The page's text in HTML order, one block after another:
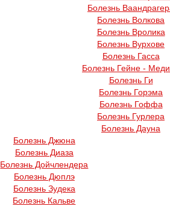
Болезнь
Болезнь Волкова
Болезнь Вролика
Болезнь Вурхове
Болезнь Гасса
Болезнь Гейне -
Болезнь Ги
Болезнь Горэма
Болезнь Гоффа
Болезнь Гурлера
Болезнь Дауна
Болезнь Джюна
Болезнь Диаза
Болезнь Дойчлендера
Болезнь Дюплэ
Болезнь Зудека
Болезнь Кальве